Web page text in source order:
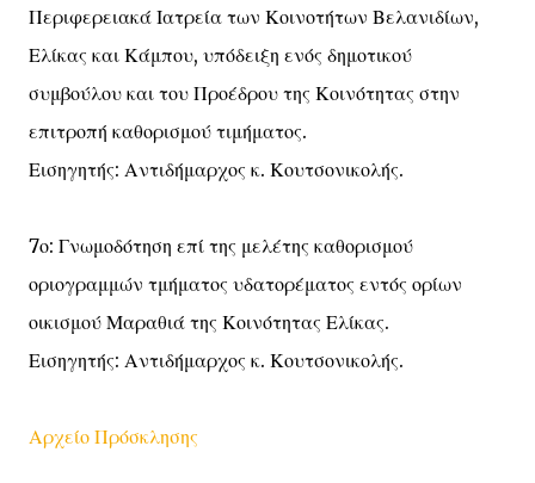
Περιφερειακά Ιατρεία των Κοινοτήτων Βελανιδίων,
Ελίκας και Κάμπου, υπόδειξη ενός δημοτικού
συμβούλου και του Προέδρου της Κοινότητας στην
επιτροπή καθορισμού τιμήματος.
Εισηγητής: Αντιδήμαρχος κ. Κουτσονικολής.
7ο: Γνωμοδότηση επί της μελέτης καθορισμού
οριογραμμών τμήματος υδατορέματος εντός ορίων
οικισμού Μαραθιά της Κοινότητας Ελίκας.
Εισηγητής: Αντιδήμαρχος κ. Κουτσονικολής.
Αρχείο Πρόσκλησης